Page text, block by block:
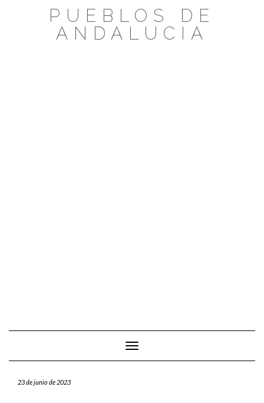
PUEBLOS DE
ANDALUCIA
Cambiar modo de navegación
23 de junio de 2023